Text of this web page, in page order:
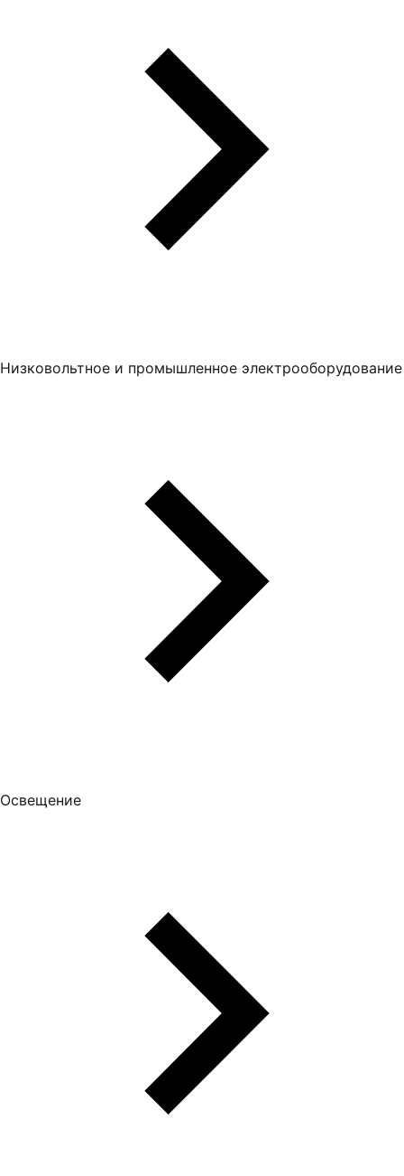
Низковольтное и промышленное электрооборудование
Освещение